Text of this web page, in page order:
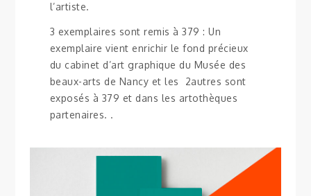
l’artiste.
3 exemplaires sont remis à 379 : Un
exemplaire vient enrichir le fond précieux
du cabinet d’art graphique du Musée des
beaux-arts de Nancy et les 2autres sont
exposés à 379 et dans les artothèques
partenaires. .